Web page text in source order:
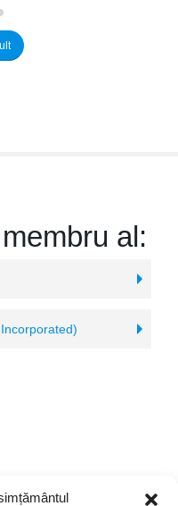
al: